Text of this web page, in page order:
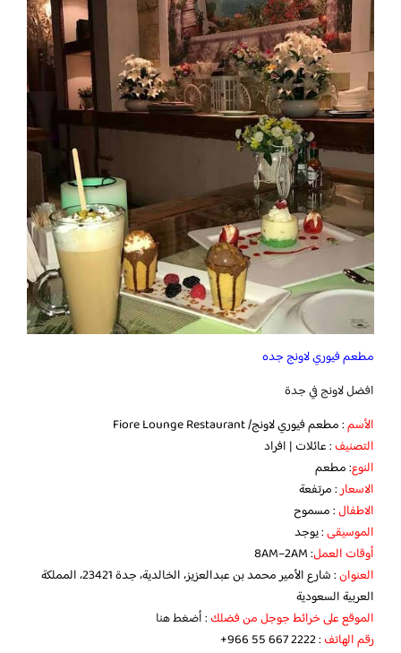
مطعم فيوري لاونج جده
افضل لاونج في جدة
الأسم: مطعم فيوري لاونج/ Fiore Lounge Restaurant
التصنيف: عائلات | افراد
النوع: مطعم
الاسعار: مرتفعة
الاطفال: مسموح
الموسيقى: يوجد
أوقات العمل: 8AM–2AM
العنوان
: شارع الأمير محمد بن عبدالعزيز، الخالدية، جدة 23421، المملكة
العربية السعودية
الموقع على خرائط جوجل من فضلك :أضغط هنا
رقم الهاتف: ‏‪‏‪‏‪‏‪‏‪+966 55 667 2222‬‏